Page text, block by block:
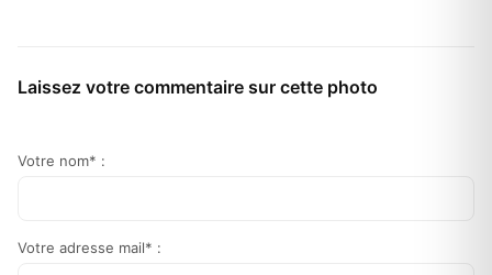
Laissez votre commentaire sur cette photo
Votre nom* :
Votre adresse mail* :